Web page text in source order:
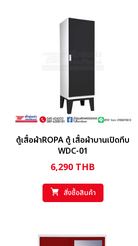
ตู้เสื้อผ้าROPA ตู้ เสื้อผ้าบานเปิดทึบ
WDC-01
6,290 THB
สั่งซื้อสินค้า